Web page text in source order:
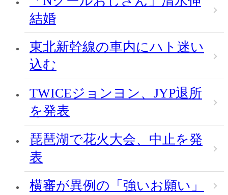
結婚
東北新幹線の車内にハト迷い
込む
TWICEジョンヨン、JYP退所
を発表
琵琶湖で花火大会、中止を発
表
横審が異例の「強いお願い」